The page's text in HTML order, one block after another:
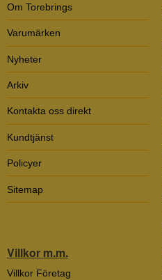
Om Torebrings
Varumärken
Nyheter
Arkiv
Kontakta oss direkt
Kundtjänst
Policyer
Sitemap
Villkor m.m.
Villkor Företag